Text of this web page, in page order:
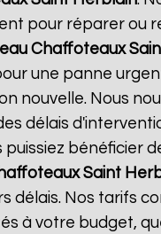
pour réparer ou
Chaffoteaux
une panne
nouvelle. Nous
délais
puissiez bénéficier
Saint
délais. Nos tarifs
à votre budget,